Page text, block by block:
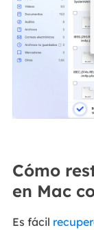
Cómo
en Mac
Es fácil